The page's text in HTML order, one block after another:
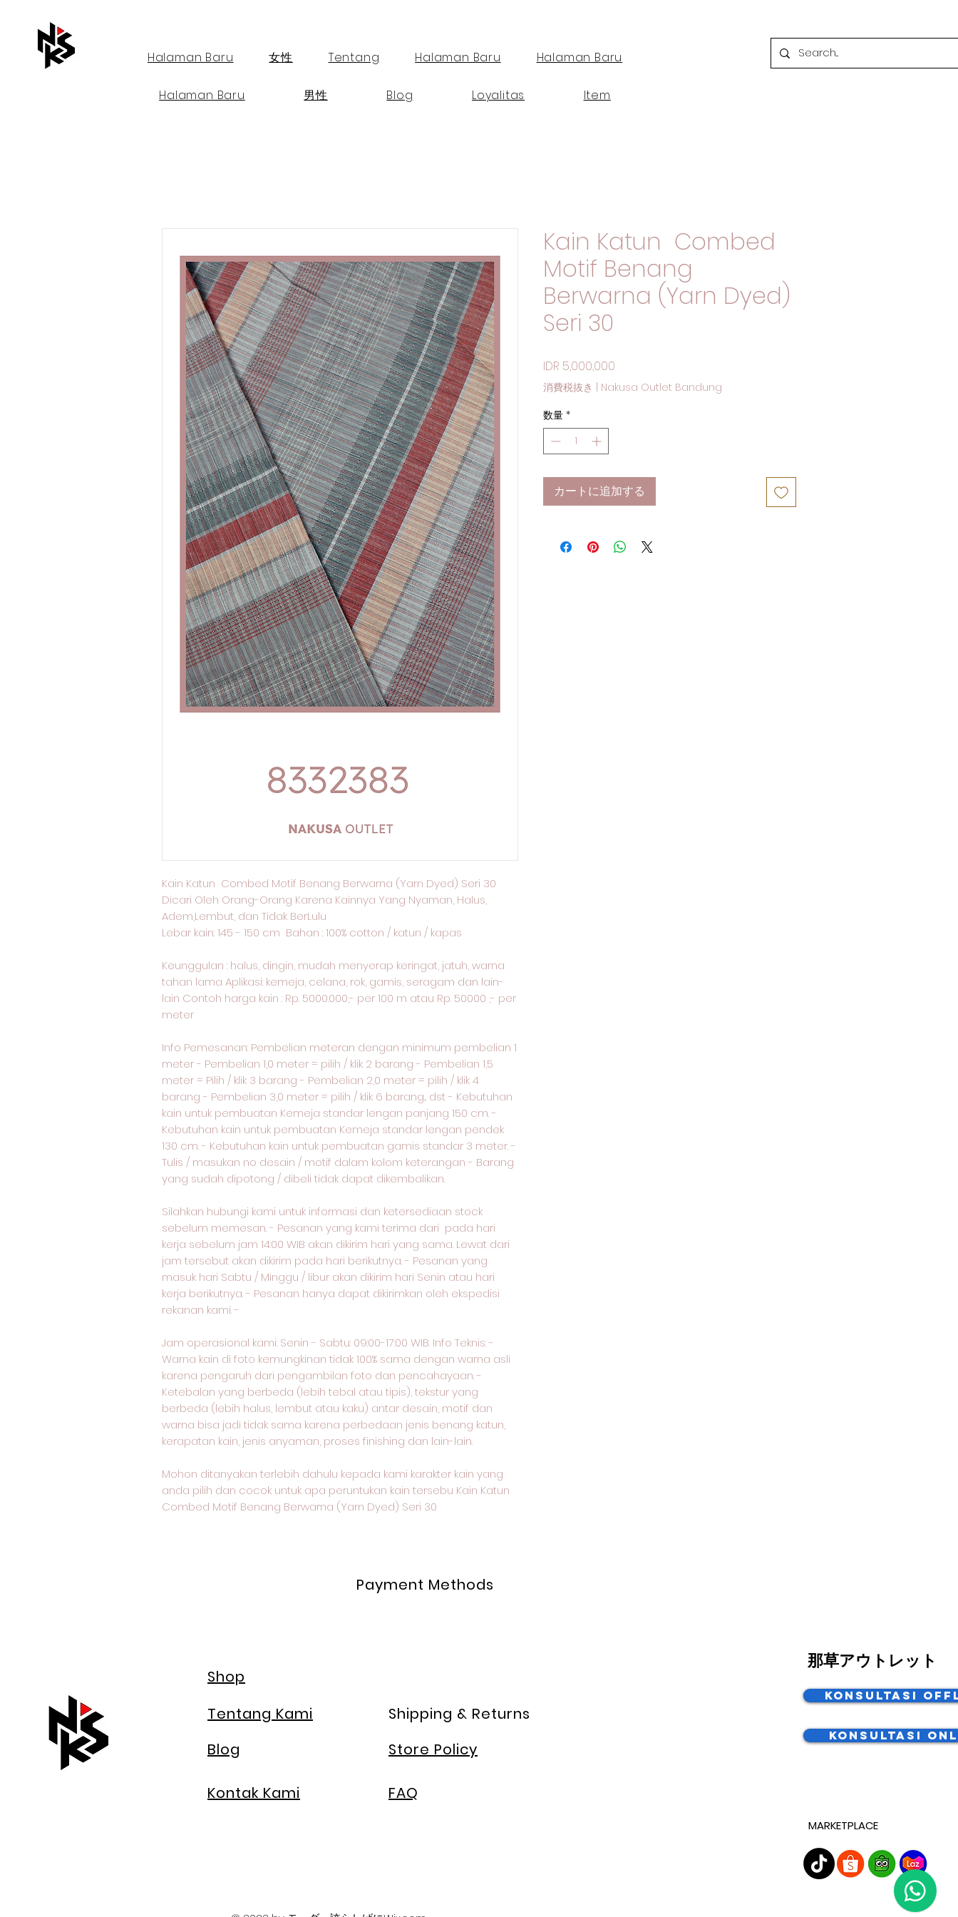
Halaman Baru 女性 Tentang Halaman Baru Halaman Baru
Halaman Baru 男性 Blog Loyalitas Item
Kain Katun Combed Motif Benang Berwarna (Yarn Dyed) Seri 30
Dicari Oleh Orang-Orang Karena Kainnya Yang Nyaman, Halus,
Adem,Lembut, dan Tidak BerLulu
Lebar kain: 145 - 150 cm Bahan : 100% cotton / katun / kapas
Keunggulan : halus, dingin, mudah menyerap keringat, jatuh, warna
tahan lama Aplikasi: kemeja, celana, rok, gamis, seragam dan lain-
lain Contoh harga kain : Rp. 5000.000,- per 100 m atau Rp. 50000 ,- per
meter
Info Pemesanan: Pembelian meteran dengan minimum pembelian 1
meter - Pembelian 1,0 meter = pilih / klik 2 barang - Pembelian 1,5
meter = Pilih / klik 3 barang - Pembelian 2,0 meter = pilih / klik 4
barang - Pembelian 3,0 meter = pilih / klik 6 barang... dst - Kebutuhan
kain untuk pembuatan Kemeja standar lengan panjang 150 cm. -
Kebutuhan kain untuk pembuatan Kemeja standar lengan pendek
130 cm. - Kebutuhan kain untuk pembuatan gamis standar 3 meter. -
Tulis / masukan no desain / motif dalam kolom keterangan - Barang
yang sudah dipotong / dibeli tidak dapat dikembalikan.
Silahkan hubungi kami untuk informasi dan ketersediaan stock
sebelum memesan. - Pesanan yang kami terima dari pada hari
kerja sebelum jam 14:00 WIB akan dikirim hari yang sama. Lewat dari
jam tersebut akan dikirim pada hari berikutnya. - Pesanan yang
masuk hari Sabtu / Minggu / libur akan dikirim hari Senin atau hari
kerja berikutnya. - Pesanan hanya dapat dikirimkan oleh ekspedisi
rekanan kami. -
Jam operasional kami: Senin - Sabtu: 09:00-17:00 WIB. Info Teknis: -
Warna kain di foto kemungkinan tidak 100% sama dengan warna asli
karena pengaruh dari pengambilan foto dan pencahayaan. -
Ketebalan yang berbeda (lebih tebal atau tipis), tekstur yang
berbeda (lebih halus, lembut atau kaku) antar desain, motif dan
warna bisa jadi tidak sama karena perbedaan jenis benang katun,
kerapatan kain, jenis anyaman, proses finishing dan lain-lain.
Mohon ditanyakan terlebih dahulu kepada kami karakter kain yang
anda pilih dan cocok untuk apa peruntukan kain tersebu Kain Katun
Combed Motif Benang Berwarna (Yarn Dyed) Seri 30
Kain Katun Combed
Motif Benang
Berwarna (Yarn Dyed)
Seri 30
IDR 5,000,000
消費税抜き
Nakusa Outlet Bandung
数量 *
カートに追加する
Payment Methods
Shop
Tentang Kami
Blog
Kontak Kami
Shipping & Returns
Store Policy
FAQ
那草アウトレット
Konsultasi
Konsultasi
MARKETPLACE